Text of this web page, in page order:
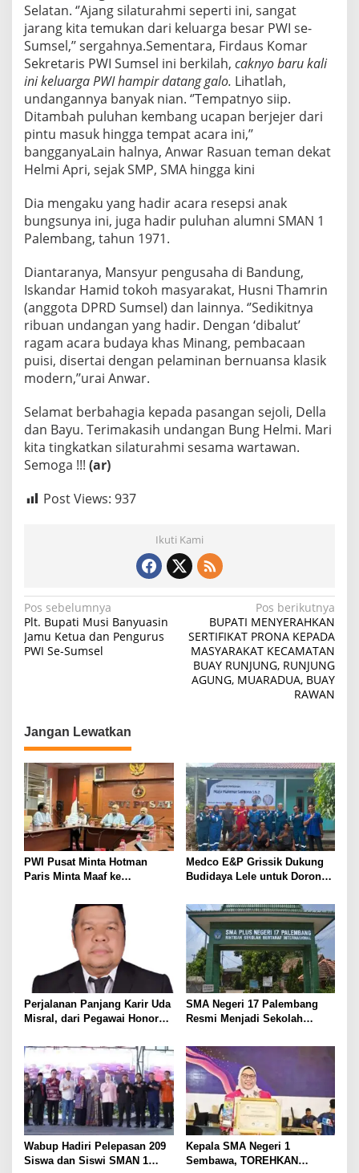
Selatan. ‘’Ajang silaturahmi seperti ini, sangat
jarang kita temukan dari keluarga besar PWI se-
Sumsel,’’ sergahnya.Sementara, Firdaus Komar
Sekretaris PWI Sumsel ini berkilah, caknyo baru kali
ini keluarga PWI hampir datang galo. Lihatlah,
undangannya banyak nian. ‘’Tempatnyo siip.
Ditambah puluhan kembang ucapan berjejer dari
pintu masuk hingga tempat acara ini,’’
bangganyaLain halnya, Anwar Rasuan teman dekat
Helmi Apri, sejak SMP, SMA hingga kini
Dia mengaku yang hadir acara resepsi anak
bungsunya ini, juga hadir puluhan alumni SMAN 1
Palembang, tahun 1971.
Diantaranya, Mansyur pengusaha di Bandung,
Iskandar Hamid tokoh masyarakat, Husni Thamrin
(anggota DPRD Sumsel) dan lainnya. ‘’Sedikitnya
ribuan undangan yang hadir. Dengan ‘dibalut’
ragam acara budaya khas Minang, pembacaan
puisi, disertai dengan pelaminan bernuansa klasik
modern,’’urai Anwar.
Selamat berbahagia kepada pasangan sejoli, Della
dan Bayu. Terimakasih undangan Bung Helmi. Mari
kita tingkatkan silaturahmi sesama wartawan.
Semoga !!! (ar)
Post Views: 937
Ikuti Kami
N
a
v
a
s
i
p
o
s
Pos sebelumnya
Plt. Bupati Musi Banyuasin
Jamu Ketua dan Pengurus
PWI Se-Sumsel
Pos berikutnya
BUPATI MENYERAHKAN
SERTIFIKAT PRONA KEPADA
MASYARAKAT KECAMATAN
BUAY RUNJUNG, RUNJUNG
AGUNG, MUARADUA, BUAY
RAWAN
Jangan Lewatkan
PWI Pusat Minta Hotman
Paris Minta Maaf ke
Pers Harus Dihormati
Medco E&P Grissik Dukung
Budidaya Lele untuk Dorong
Masyarakat
Perjalanan Panjang Karir Uda
Misral, dari Pegawai Honorer
Karir Jabatan Struktural
Eselon III
SMA Negeri 17 Palembang
Resmi Menjadi Sekolah
Wabup Hadiri Pelepasan 209
Siswa dan Siswi SMAN 1
Kepala SMA Negeri 1
Sembawa, TOREHKAN